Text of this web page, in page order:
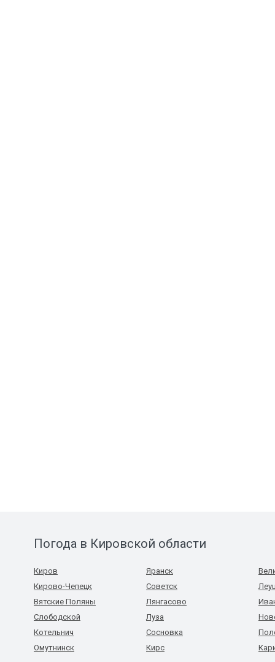
Погода в Кировской области
Киров
Кирово-Чепецк
Вятские Поляны
Слободской
Котельнич
Омутнинск
Яранск
Советск
Лянгасово
Луза
Сосновка
Кирс